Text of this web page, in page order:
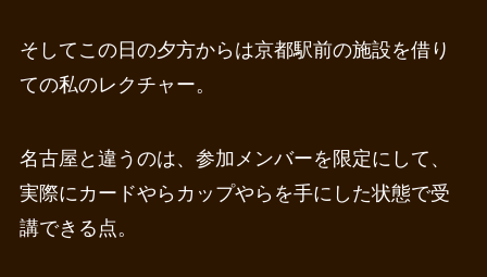
そしてこの日の夕方からは京都駅前の施設を借り
ての私のレクチャー。
名古屋と違うのは、参加メンバーを限定にして、
実際にカードやらカップやらを手にした状態で受
講できる点。